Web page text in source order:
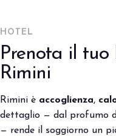
HOTEL
Prenota il
Rimini
Rimini è accoglienza,
dettaglio — dal profumo
— rende il soggiorno un